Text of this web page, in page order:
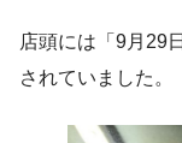
店頭には「9月29
されていました。